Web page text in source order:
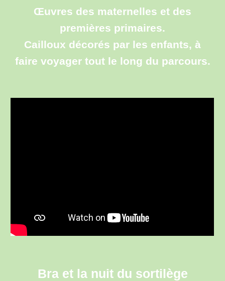
Œuvres des maternelles et des
premières primaires.
Cailloux décorés par les enfants, à
faire voyager tout le long du parcours.
Bra et la nuit du sortilège